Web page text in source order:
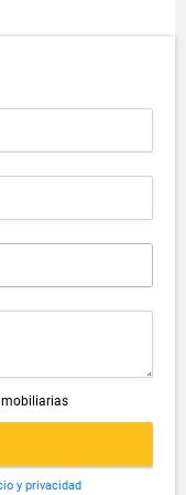
y privacidad